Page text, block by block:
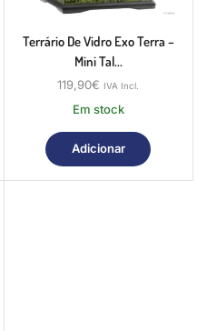
Terrário De Vidro Exo Terra –
Mini Tal...
119,90€ IVA Incl.
Em stock
Adicionar